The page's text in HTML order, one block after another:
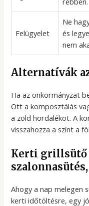
Felügyelet
Ne
és
nem
Alternatívák
Ha az önkormányzat
Ott a komposztálás
a zöld hordalékot. A
visszahozza a színt a
Kerti grillsütő
Ahogy a nap melegen
kerti időtöltésre, egy